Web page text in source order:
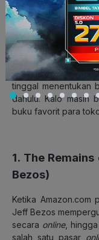
Tokoh
Nah, itu dia tips
meningkatkan
tinggal menentukan
dahulu. Kalo masih
buku favorit para
1. The
Bezos)
Ketika Amazon.com
Jeff Bezos
secara online,
salah satu pasar